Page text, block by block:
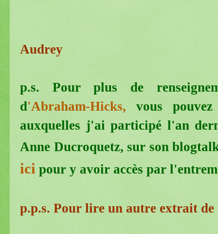
Audrey
p.s. Pour plus de
d'Abraham-Hicks, vous
auxquelles j'ai participé l'an
Anne Ducroquetz, sur son
ici pour y avoir accès par
p.p.s. Pour lire un autre extrait de